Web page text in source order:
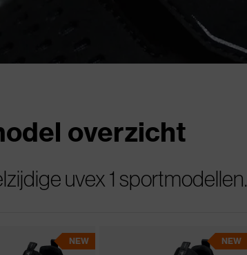
overzicht
uvex 1 sportmodellen.
NEW NEW